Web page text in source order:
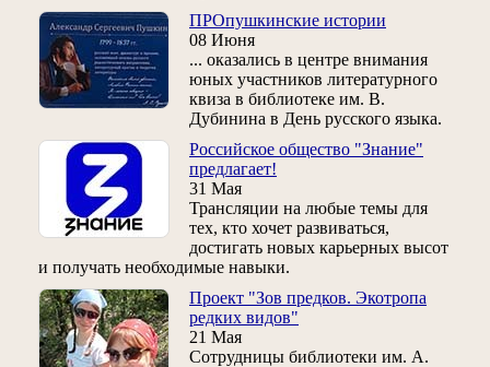
ПРОпушкинские истории
08 Июня
... оказались в центре внимания
юных участников литературного
квиза в библиотеке им. В.
Дубинина в День русского языка.
Российское общество "Знание"
предлагает!
31 Мая
Трансляции на любые темы для
тех, кто хочет развиваться,
достигать новых карьерных высот
и получать необходимые навыки.
Проект "Зов предков. Экотропа
редких видов"
21 Мая
Сотрудницы библиотеки им. А.